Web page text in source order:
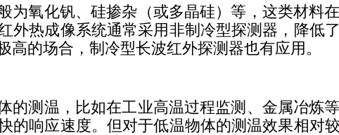
氧化钒、硅掺杂（或多晶硅）等，这类材料
外热成像系统通常采用非制冷型探测器，降低
的场合，制冷型长波红外探测器也有应用。
测温，比如在工业高温过程监测、金属冶炼
的响应速度。但对于低温物体的测温效果相对